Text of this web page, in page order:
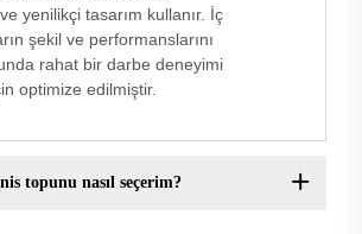
yenilikçi tasarım kullanır. İç
şekil ve performanslarını
rahat bir darbe deneyimi
optimize edilmiştir.
topunu nasıl seçerim?